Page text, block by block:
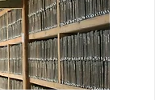
長部(Digha-
북방 소전의 梵本(佛
으로 하여 계빈국(?賓
타야사(佛陀耶舍
주(凉州)의 축불념